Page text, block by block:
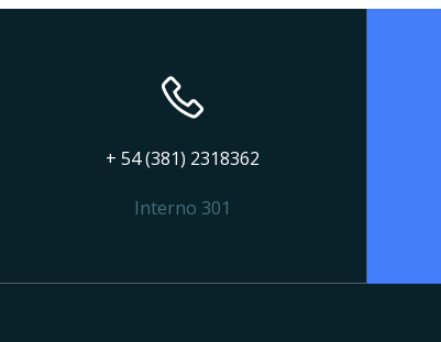
+ 54 (381) 2318362
Interno 301